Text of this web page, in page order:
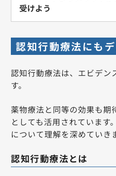
受けよう
認知行動療法にも
認知行動療法は、エビデン
す。
薬物療法と同等の効果も期
としても活用されています
について理解を深めていき
認知行動療法とは